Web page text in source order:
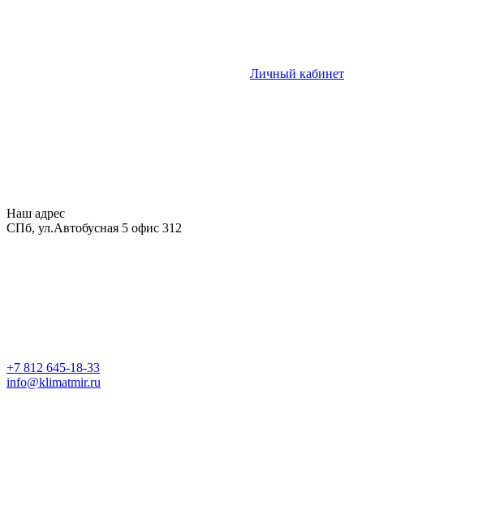
Личный кабинет
Наш адрес
СПб, ул.Автобусная 5 офис 312
+7 812 645-18-33
info@klimatmir.ru